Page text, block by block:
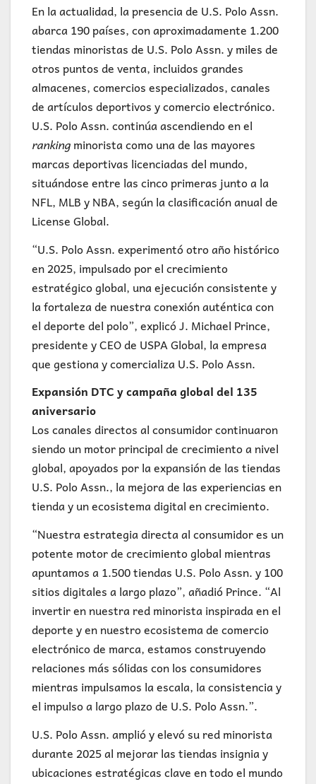
En la actualidad, la presencia de U.S. Polo Assn.
abarca 190 países, con aproximadamente 1.200
tiendas minoristas de U.S. Polo Assn. y miles de
otros puntos de venta, incluidos grandes
almacenes, comercios especializados, canales
de artículos deportivos y comercio electrónico.
U.S. Polo Assn. continúa ascendiendo en el
rankingminorista como una de las mayores
marcas deportivas licenciadas del mundo,
situándose entre las cinco primeras junto a la
NFL, MLB y NBA, según la clasificación anual de
License Global.
“U.S. Polo Assn. experimentó otro año histórico
en 2025, impulsado por el crecimiento
estratégico global, una ejecución consistente y
la fortaleza de nuestra conexión auténtica con
el deporte del polo”, explicó J. Michael Prince,
presidente y CEO de USPA Global, la empresa
que gestiona y comercializa U.S. Polo Assn.
Expansión DTC y campaña global del 135
aniversario
Los canales directos al consumidor continuaron
siendo un motor principal de crecimiento a nivel
global, apoyados por la expansión de las tiendas
U.S. Polo Assn., la mejora de las experiencias en
tienda y un ecosistema digital en crecimiento.
“Nuestra estrategia directa al consumidor es un
potente motor de crecimiento global mientras
apuntamos a 1.500 tiendas U.S. Polo Assn. y 100
sitios digitales a largo plazo”, añadió Prince. “Al
invertir en nuestra red minorista inspirada en el
deporte y en nuestro ecosistema de comercio
electrónico de marca, estamos construyendo
relaciones más sólidas con los consumidores
mientras impulsamos la escala, la consistencia y
el impulso a largo plazo de U.S. Polo Assn.”.
U.S. Polo Assn. amplió y elevó su red minorista
durante 2025 al mejorar las tiendas insignia y
ubicaciones estratégicas clave en todo el mundo